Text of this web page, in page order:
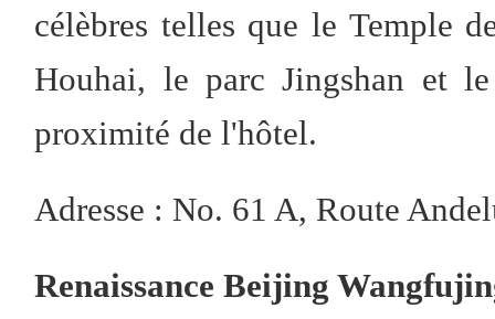
célèbres telles que le Temple
Houhai, le parc Jingshan et
proximité de l'hôtel.
Adresse : No. 61 A, Route
Renaissance Beijing